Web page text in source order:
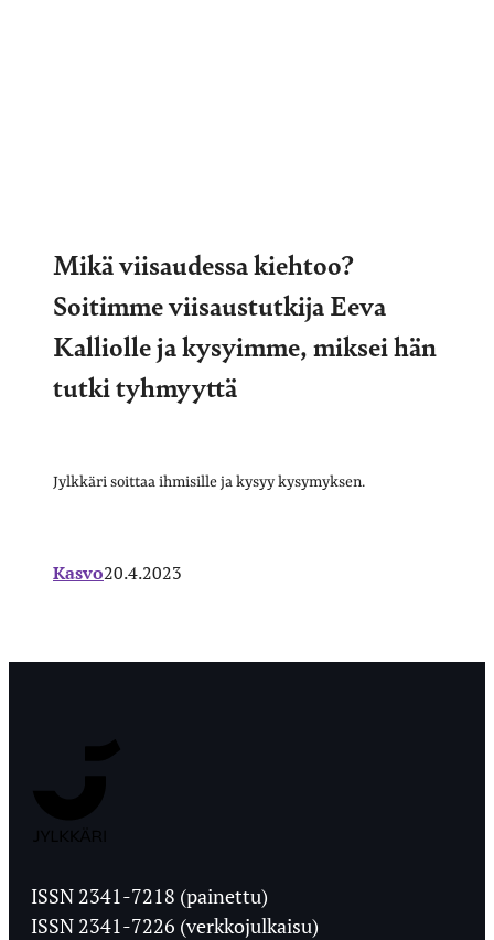
Mikä viisaudessa kiehtoo?
Soitimme viisaustutkija Eeva
Kalliolle ja kysyimme, miksei hän
tutki tyhmyyttä
Jylkkäri soittaa ihmisille ja kysyy kysymyksen.
Kasvo20.4.2023
Ylioppilaslehti
ISSN 2341-7218 (painettu)
ISSN 2341-7226 (verkkojulkaisu)